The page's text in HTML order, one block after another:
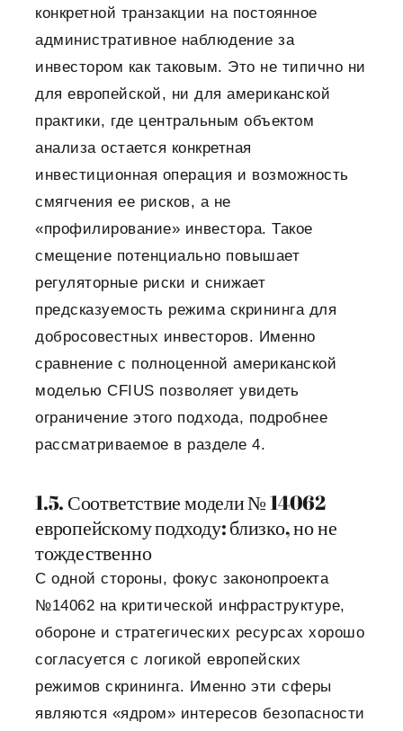
конкретной транзакции на постоянное
административное наблюдение за
инвестором как таковым. Это не типично ни
для европейской, ни для американской
практики, где центральным объектом
анализа остается конкретная
инвестиционная операция и возможность
смягчения ее рисков, а не
«профилирование» инвестора. Такое
смещение потенциально повышает
регуляторные риски и снижает
предсказуемость режима скрининга для
добросовестных инвесторов. Именно
сравнение с полноценной американской
моделью CFIUS позволяет увидеть
ограничение этого подхода, подробнее
рассматриваемое в разделе 4.
1.5. Соответствие модели № 14062
европейскому подходу: близко, но не
тождественно
С одной стороны, фокус законопроекта
№14062 на критической инфраструктуре,
обороне и стратегических ресурсах хорошо
согласуется с логикой европейских
режимов скрининга. Именно эти сферы
являются «ядром» интересов безопасности